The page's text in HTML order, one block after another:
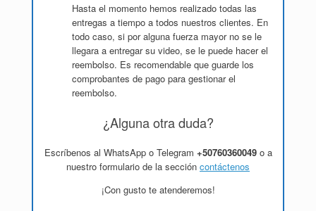
Hasta el momento hemos realizado todas las
entregas a tiempo a todos nuestros clientes. En
todo caso, si por alguna fuerza mayor no se le
llegara a entregar su video, se le puede hacer el
reembolso. Es recomendable que guarde los
comprobantes de pago para gestionar el
reembolso.
¿Alguna otra duda?
Escríbenos al WhatsApp o Telegram +50760360049o a
nuestro formulario de la sección contáctenos
¡Con gusto te atenderemos!